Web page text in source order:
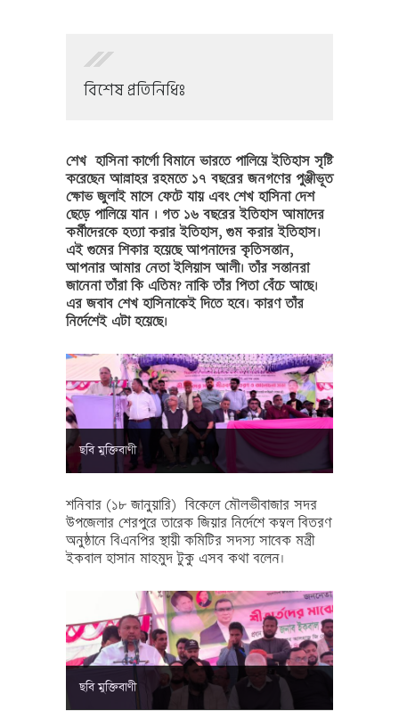
বিশেষ প্রতিনিধিঃ
শেখ হাসিনা কার্গো বিমানে ভারতে পালিয়ে ইতিহাস সৃষ্টি
করেছেন আল্লাহর রহমতে ১৭ বছরের জনগণের পুঞ্জীভূত
ক্ষোভ জুলাই মাসে ফেটে যায় এবং শেখ হাসিনা দেশ
ছেড়ে পালিয়ে যান । গত ১৬ বছরের ইতিহাস আমাদের
কর্মীদেরকে হত্যা করার ইতিহাস, গুম করার ইতিহাস।
এই গুমের শিকার হয়েছে আপনাদের কৃতিসন্তান,
আপনার আমার নেতা ইলিয়াস আলী। তাঁর সন্তানরা
জানেনা তাঁরা কি এতিম? নাকি তাঁর পিতা বেঁচে আছে।
এর জবাব শেখ হাসিনাকেই দিতে হবে। কারণ তাঁর
নির্দেশেই এটা হয়েছে।
ছবি মুক্তিবাণী
শনিবার (১৮ জানুয়ারি) বিকেলে মৌলভীবাজার সদর
উপজেলার শেরপুরে তারেক জিয়ার নির্দেশে কম্বল বিতরণ
অনুষ্ঠানে বিএনপির স্থায়ী কমিটির সদস্য সাবেক মন্ত্রী
ইকবাল হাসান মাহমুদ টুকু এসব কথা বলেন।
ছবি মুক্তিবাণী